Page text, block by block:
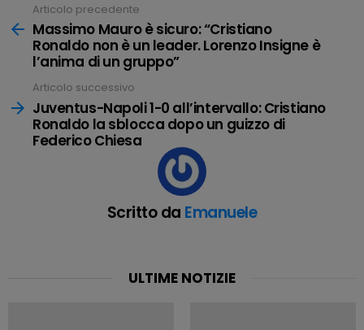
Leggi
tutto
Articolo precedente
Massimo Mauro è sicuro: “Cristiano
Ronaldo non è un leader. Lorenzo Insigne è
l’anima di un gruppo”
Articolo successivo
Juventus-Napoli 1-0 all’intervallo: Cristiano
Ronaldo la sblocca dopo un guizzo di
Federico Chiesa
Scritto da Emanuele
ULTIME NOTIZIE